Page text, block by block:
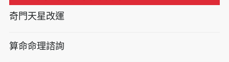
奇門天星改運
算命命理諮詢